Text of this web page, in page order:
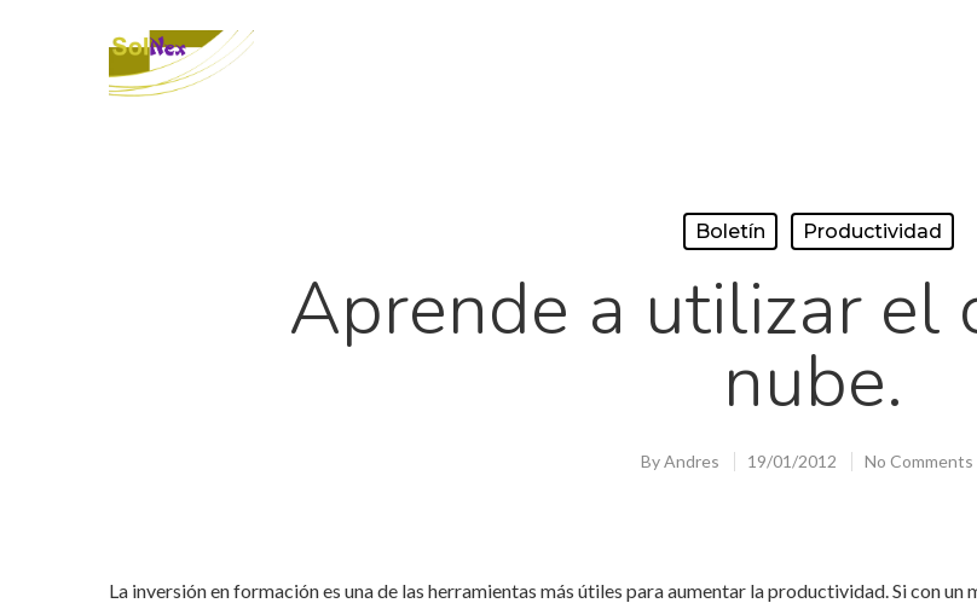
Boletín Productividad
Aprende a utilizar el
nube.
ByAndres 19/01/2012 No Comments
La inversión en formación es una de las herramientas más útiles para aumentar la productividad. Si con un